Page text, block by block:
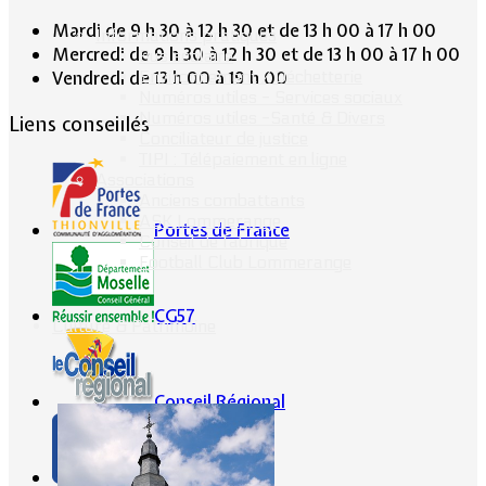
Informations pratiques
Bus scolaire
Environnement / Déchetterie
Numéros utiles -Santé & Divers
Conciliateur de justice
Associations
Anciens combattants
ASK Lommerange
Conseil de fabrique
Football Club Lommerange
Culture & Patrimoine
Mardi de 9 h 30 à 12 h 30 et de 13 h 00 à 17 h 00
Mercredi de 9 h 30 à 12 h 30 et de 13 h 00 à 17 h 00
Vendredi de 13 h 00 à 19 h 00
Liens conseillés
Portes de France
CG57
Conseil Régional
Ville Internet